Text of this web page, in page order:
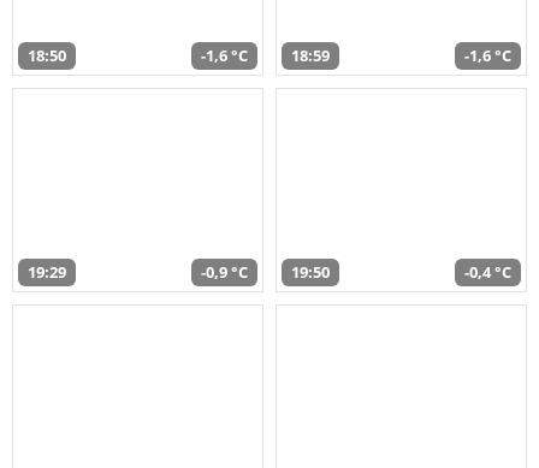
18:50 -1,6 °C 18:59 -1,6 °C
19:29 -0,9 °C 19:50 -0,4 °C